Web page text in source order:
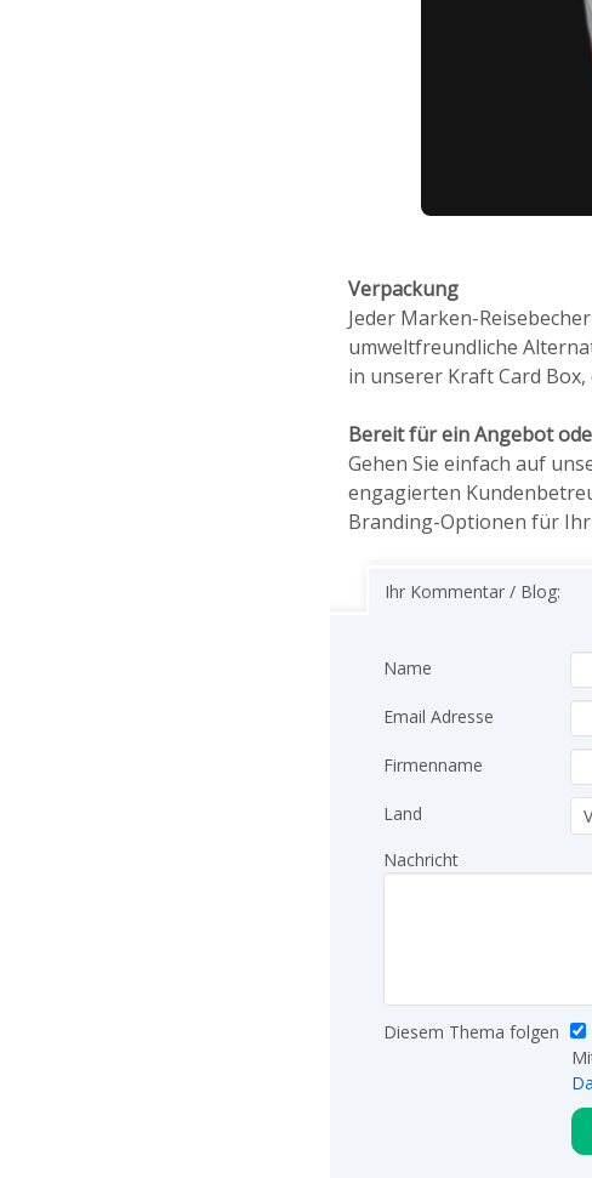
Verpackung
Jeder Marken-
umweltfreundliche
in unserer Kraft Card
Bereit für ein Angebot
Gehen Sie einfach auf
engagierten
Branding-Optionen für
Ihr Kommentar / Blog:
Name
Email Adresse
Firmenname
Land
Nachricht
Diesem Thema folgen